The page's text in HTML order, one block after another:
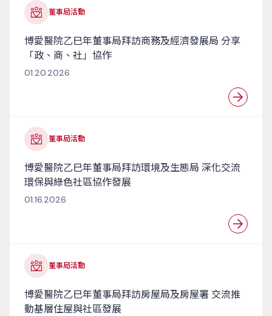
董事局活動
博愛醫院乙巳年董事局拜訪商務及經濟發展局 分享
「政、商、社」協作
01.20.2026
董事局活動
博愛醫院乙巳年董事局拜訪環境及生態局 深化交流
環保與綠色社區協作發展
01.16.2026
董事局活動
博愛醫院乙巳年董事局拜訪房屋局及房屋署 交流推
動基層住屋與社區發展